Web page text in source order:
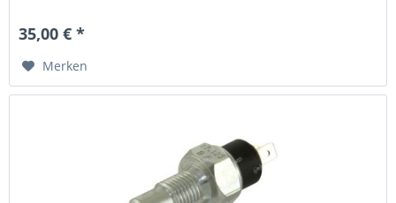
35,00 € *
Merken